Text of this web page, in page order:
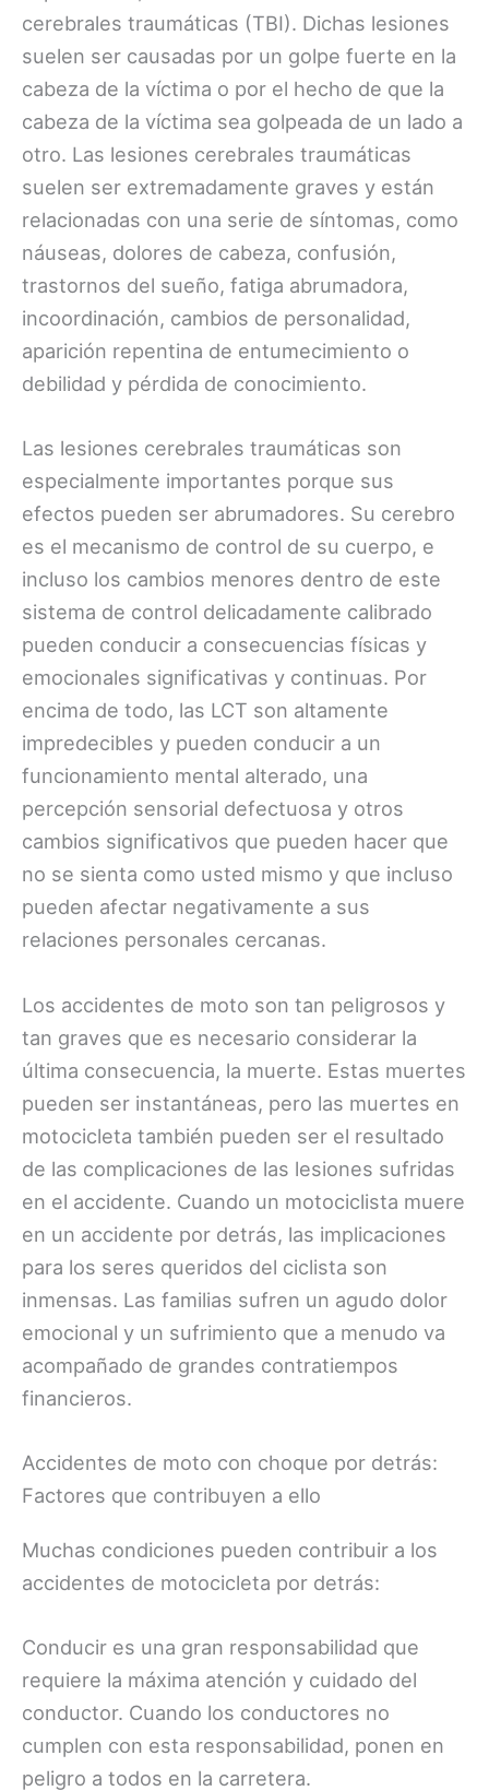
cerebrales traumáticas (TBI). Dichas lesiones
suelen ser causadas por un golpe fuerte en la
cabeza de la víctima o por el hecho de que la
cabeza de la víctima sea golpeada de un lado a
otro. Las lesiones cerebrales traumáticas
suelen ser extremadamente graves y están
relacionadas con una serie de síntomas, como
náuseas, dolores de cabeza, confusión,
trastornos del sueño, fatiga abrumadora,
incoordinación, cambios de personalidad,
aparición repentina de entumecimiento o
debilidad y pérdida de conocimiento.
Las lesiones cerebrales traumáticas son
especialmente importantes porque sus
efectos pueden ser abrumadores. Su cerebro
es el mecanismo de control de su cuerpo, e
incluso los cambios menores dentro de este
sistema de control delicadamente calibrado
pueden conducir a consecuencias físicas y
emocionales significativas y continuas. Por
encima de todo, las LCT son altamente
impredecibles y pueden conducir a un
funcionamiento mental alterado, una
percepción sensorial defectuosa y otros
cambios significativos que pueden hacer que
no se sienta como usted mismo y que incluso
pueden afectar negativamente a sus
relaciones personales cercanas.
Los accidentes de moto son tan peligrosos y
tan graves que es necesario considerar la
última consecuencia, la muerte. Estas muertes
pueden ser instantáneas, pero las muertes en
motocicleta también pueden ser el resultado
de las complicaciones de las lesiones sufridas
en el accidente. Cuando un motociclista muere
en un accidente por detrás, las implicaciones
para los seres queridos del ciclista son
inmensas. Las familias sufren un agudo dolor
emocional y un sufrimiento que a menudo va
acompañado de grandes contratiempos
financieros.
Accidentes de moto con choque por detrás:
Factores que contribuyen a ello
Muchas condiciones pueden contribuir a los
accidentes de motocicleta por detrás:
Conducir es una gran responsabilidad que
requiere la máxima atención y cuidado del
conductor. Cuando los conductores no
cumplen con esta responsabilidad, ponen en
peligro a todos en la carretera.